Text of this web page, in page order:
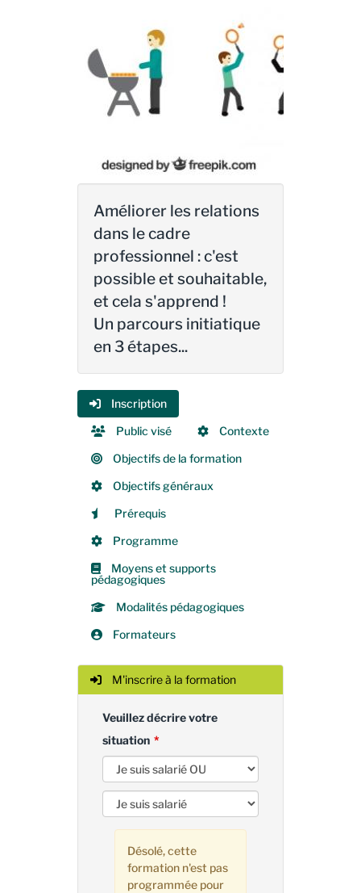
Améliorer les relations
dans le cadre
professionnel : c'est
possible et souhaitable,
et cela s'apprend !
Un parcours initiatique
en 3 étapes...
Inscription
Public visé
Contexte
Objectifs de la formation
Objectifs généraux
Prérequis
Programme
Moyens et supports
pédagogiques
Modalités pédagogiques
Formateurs
M'inscrire à la formation
Veuillez décrire votre
situation
Désolé, cette
formation n'est pas
programmée pour